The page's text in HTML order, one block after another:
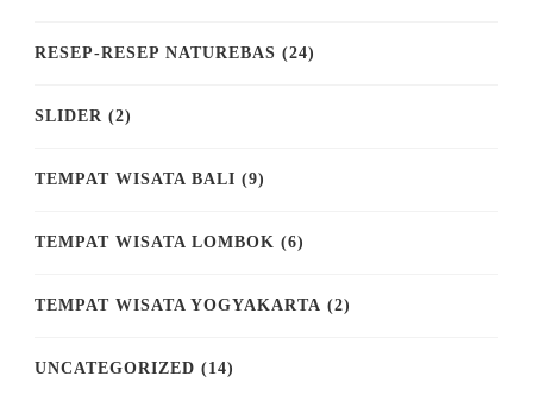
RESEP-RESEP NATUREBAS (24)
SLIDER (2)
TEMPAT WISATA BALI (9)
TEMPAT WISATA LOMBOK (6)
TEMPAT WISATA YOGYAKARTA (2)
UNCATEGORIZED (14)